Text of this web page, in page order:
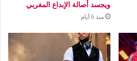
ويجسد أصالة الإبداع المغربي
منذ 6 أيام